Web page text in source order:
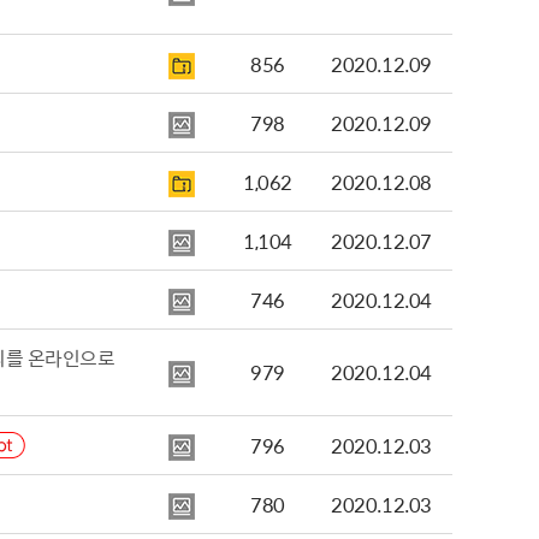
856 2020.12.09
798 2020.12.09
1,062 2020.12.08
1,104 2020.12.07
746
2020.12.04
온라인으로
979 2020.12.04
796 2020.12.03
780 2020.12.03